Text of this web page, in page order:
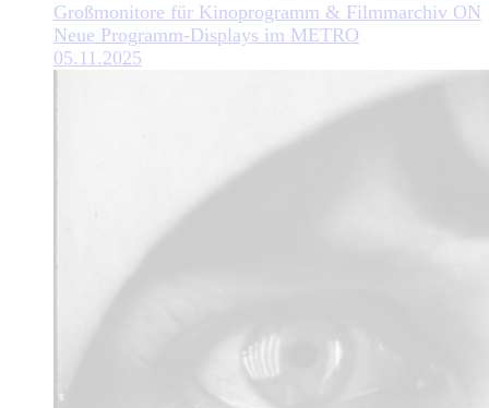
Großmonitore für Kinoprogramm & Filmmarchiv ON
Neue Programm-Displays im METRO
05.11.2025